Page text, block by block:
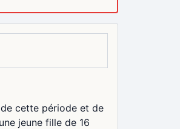
cette période et de
jeune fille de 16